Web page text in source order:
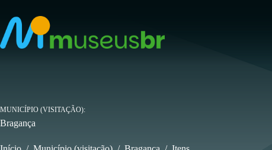
para
conteúdo
MUNICÍPIO (VISITAÇÃO)
Bragança